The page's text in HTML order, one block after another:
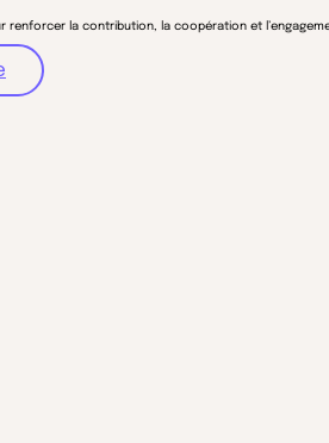
renforcer la contribution, la coopération et